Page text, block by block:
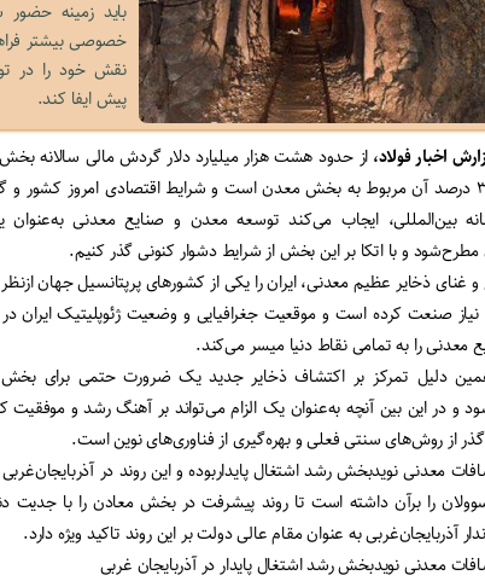
باید زمینه
خصوصی بیشتر
نقش خود را در
پیش ایفا کند.
اخبار فولاد، از حدود هشت هزار میلیارد دلار گردش مالی سالانه
به ۳۰ درصد آن مربوط به بخش معدن است و شرایط اقتصادی امروز کشور
بین‌المللی، ایجاب می‌کند توسعه معدن و صنایع معدنی
مطرح‌شود و با اتکا بر این بخش از شرایط دشوار کنونی گذر کنیم.
و غنای ذخایر عظیم معدنی، ایران را یکی از کشورهای پرپتانسیل جهان ازنظر
نیاز صنعت کرده است و موقعیت جغرافیایی و وضعیت ژئوپلیتیک ایران
معدنی را به تمامی نقاط دنیا میسر می‌کند.
دلیل تمرکز بر اکتشاف ذخایر جدید یک ضرورت حتمی برای
و در این بین آنچه به‌عنوان یک الزام می‌تواند بر آهنگ رشد و
از روش‌های سنتی فعلی و بهره‌گیری از فناوری‌های نوین است.
معدنی نویدبخش رشد اشتغال پایداربوده و این روند در
را برآن داشته است تا روند پیشرفت در بخش معادن را با جدیت
آذربایجان‌غربی به عنوان مقام عالی دولت بر این روند تاکید ویژه دارد.
معدنی نویدبخش رشد اشتغال پایدار در آذربایجان غربی